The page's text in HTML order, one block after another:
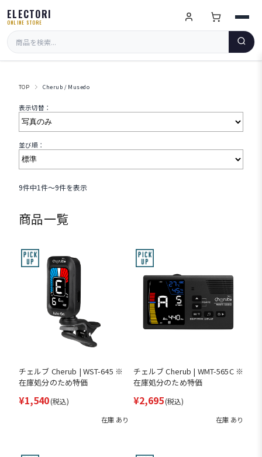
ELECTORI
ONLINE STORE
TOP Cherub / Musedo
表示切替：
並び順：
9件中1件～9件を表示
商品一覧
チェルブ Cherub | WST-645 ※
在庫処分のため特価
¥1,540(税込)
在庫 あり
チェルブ Cherub | WMT-565C ※
在庫処分のため特価
¥2,695(税込)
在庫 あり